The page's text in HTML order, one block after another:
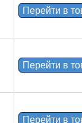
Перейти в
Перейти в
Перейти в